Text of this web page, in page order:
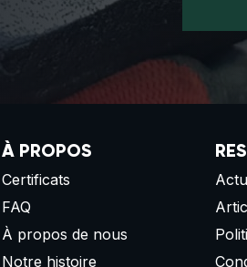
À PROPOS
Certificats
FAQ
À propos de nous
Notre histoire